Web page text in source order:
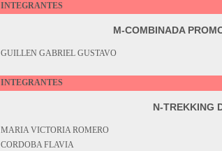
INTEGRANTES
M-COMBINADA
GUILLEN GABRIEL GUSTAVO
INTEGRANTES
N-TREKKING
MARIA VICTORIA ROMERO
CORDOBA FLAVIA